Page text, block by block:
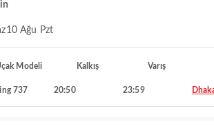
10 Ağu Pzt
Modeli Kalkış Varış
737 20:50 23:59